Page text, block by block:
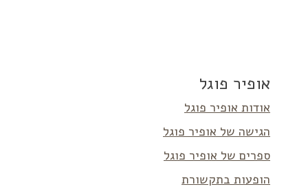
אופיר פוגל
אודות אופיר פוגל
הגישה של אופיר פוגל
ספרים של אופיר פוגל
הופעות בתקשורת